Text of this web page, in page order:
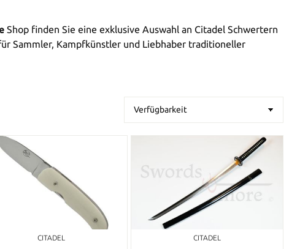
Shop finden Sie eine exklusive Auswahl an Citadel Schwertern
Sammler, Kampfkünstler und Liebhaber traditioneller
CITADEL CITADEL